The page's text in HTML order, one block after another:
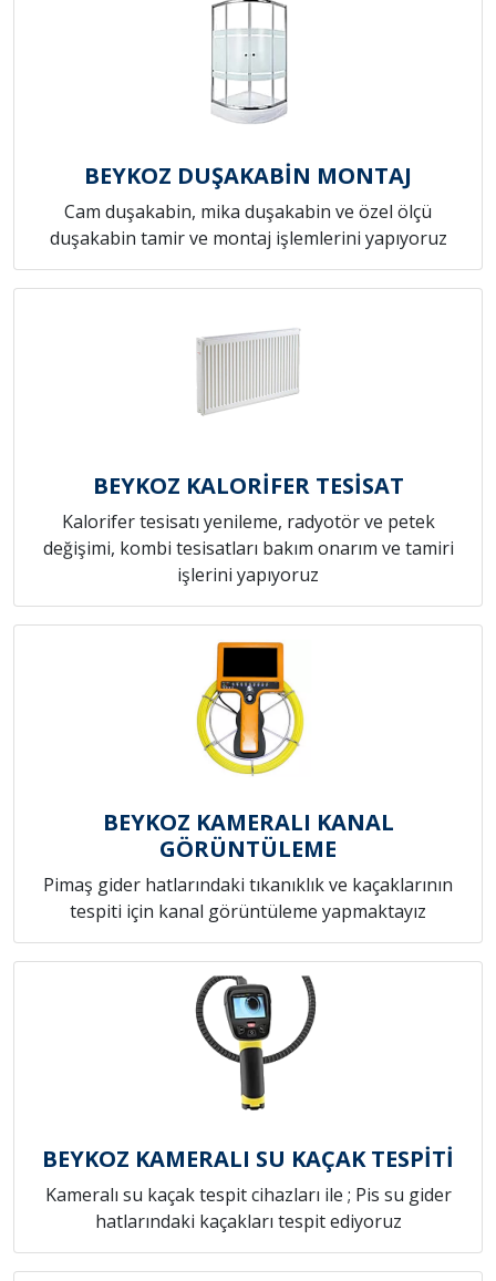
BEYKOZ DUŞAKABİN MONTAJ
Cam duşakabin, mika duşakabin ve özel ölçü
duşakabin tamir ve montaj işlemlerini yapıyoruz
BEYKOZ KALORİFER TESİSAT
Kalorifer tesisatı yenileme, radyotör ve petek
değişimi, kombi tesisatları bakım onarım ve tamiri
işlerini yapıyoruz
BEYKOZ KAMERALI KANAL
GÖRÜNTÜLEME
Pimaş gider hatlarındaki tıkanıklık ve kaçaklarının
tespiti için kanal görüntüleme yapmaktayız
BEYKOZ KAMERALI SU KAÇAK TESPİTİ
Kameralı su kaçak tespit cihazları ile ; Pis su gider
hatlarındaki kaçakları tespit ediyoruz